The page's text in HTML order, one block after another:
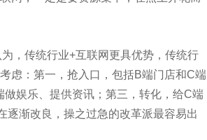
，传统行业+互联网更具优势，传统行
虑：第一，抢入口，包括B端门店和C端
娱乐、提供资讯；第三，转化，给C端
逐渐改良，操之过急的改革派最容易出